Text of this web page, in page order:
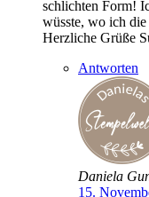
schlichten Form!
wüsste, wo ich
Herzliche Grüße
Antworten
Daniela
15.